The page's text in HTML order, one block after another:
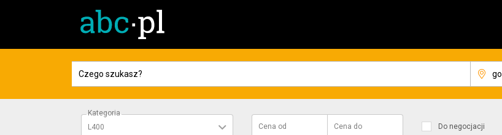
Kategoria
L400
Cena od Cena do Do negocjacji